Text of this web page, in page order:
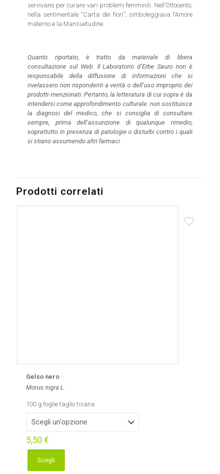
servivano per curare vari problemi femminili. Nell’Ottocento,
nella sentimentale “Carta dei fiori”, simboleggiava l’Amore
materno e la Mansuetudine.
Quanto riportato, è tratto da materiale di libera
consultazione sul Web. Il Laboratorio d’Erbe Sauro non è
responsabile della diffusione di informazioni che si
rivelassero non rispondenti a verità o dell’uso improprio dei
prodotti menzionati. Pertanto, la letteratura di cui sopra è da
intendersi come approfondimento culturale: non sostituisce
la diagnosi del medico, che si consiglia di consultare
sempre, prima dell’assunzione di qualunque rimedio,
soprattutto in presenza di patologie o disturbi contro i quali
si stiano assumendo altri farmaci.
Prodotti correlati
Gelso nero
Morus nigra L.
100 g foglie taglio tisana
5,50 €
Scegli
Questo